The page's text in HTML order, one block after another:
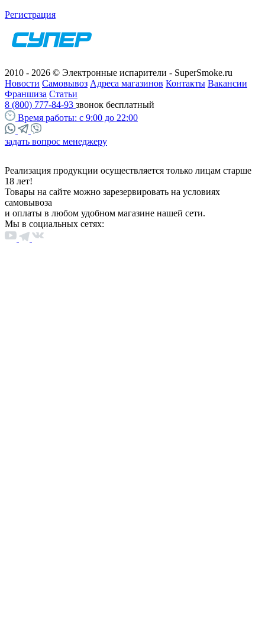
Регистрация
2010 - 2026 © Электронные испарители - SuperSmoke.ru
Новости Самовывоз Адреса магазинов Контакты Вакансии
Франшиза Статьи
8 (800) 777-84-93 звонок бесплатный
Время работы: с 9:00 до 22:00
задать вопрос менеджеру
Реализация продукции осуществляется только лицам старше
18 лет!
Товары на сайте можно зарезервировать на условиях
самовывоза
и оплаты в любом удобном магазине нашей сети.
Мы в социальных сетях: